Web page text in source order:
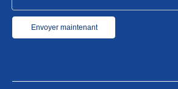
Envoyer maintenant